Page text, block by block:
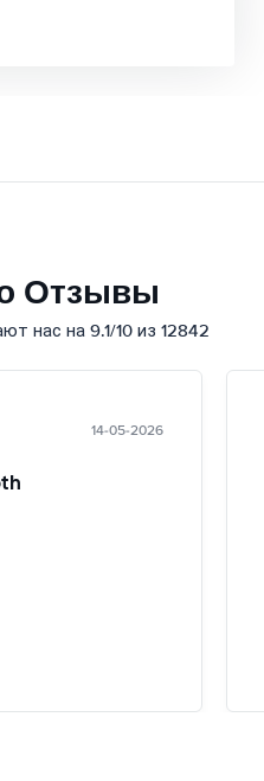
Отзывы
нас на 9.1/10 из 12842
14-05-2026